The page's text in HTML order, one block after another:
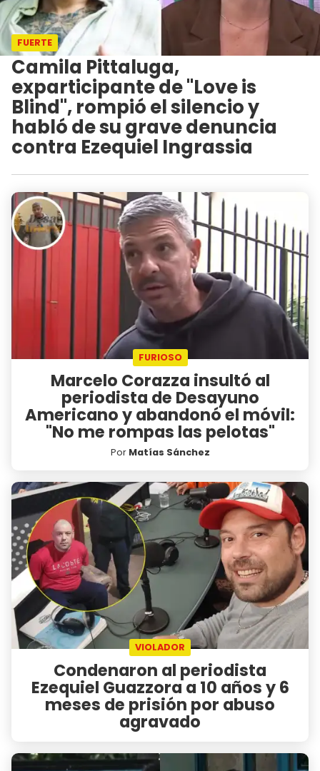
FUERTE
Camila Pittaluga,
exparticipante de "Love is
Blind", rompió el silencio y
habló de su grave denuncia
contra Ezequiel Ingrassia
FURIOSO
Marcelo Corazza insultó al
periodista de Desayuno
Americano y abandonó el móvil:
"No me rompas las pelotas"
Por Matías Sánchez
VIOLADOR
Condenaron al periodista
Ezequiel Guazzora a 10 años y 6
meses de prisión por abuso
agravado